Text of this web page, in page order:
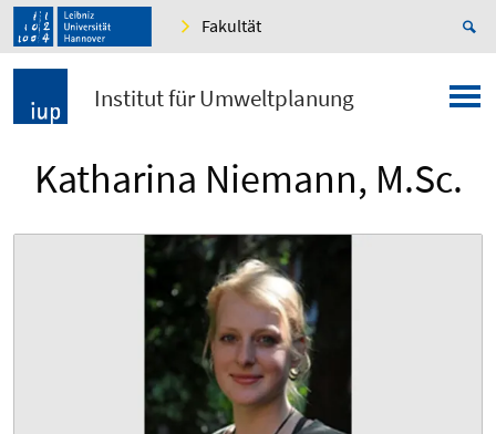
Fakultät
Institut für Umweltplanung
Katharina Niemann, M.Sc.